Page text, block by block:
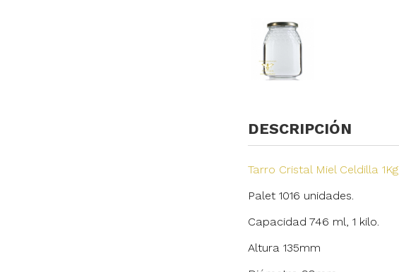
DESCRIPCIÓN
Tarro Cristal Miel Celdilla 1Kg
Palet 1016 unidades.
Capacidad 746 ml, 1 kilo.
Altura 135mm